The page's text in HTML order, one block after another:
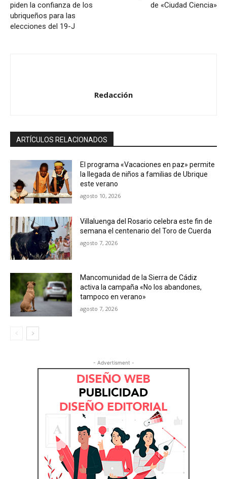
piden la confianza de los
ubriqueños para las
elecciones del 19-J
de «Ciudad Ciencia»
Redacción
ARTÍCULOS RELACIONADOS
El programa «Vacaciones en paz» permite
la llegada de niños a familias de Ubrique
este verano
agosto 10, 2026
Villaluenga del Rosario celebra este fin de
semana el centenario del Toro de Cuerda
agosto 7, 2026
Mancomunidad de la Sierra de Cádiz
activa la campaña «No los abandones,
tampoco en verano»
agosto 7, 2026
- Advertisment -